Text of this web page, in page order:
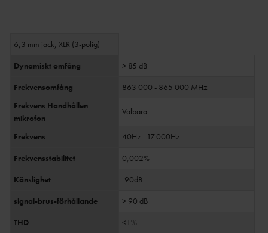
6,3 mm jack, XLR (3-polig)
Dynamiskt omfång
> 85 dB
Frekvensomfång
863 000 - 865 000 MHz
Frekvens Handhållen
mikrofon
Valbara
Frekvens
40Hz - 17.000Hz
Frekvensstabilitet
0,002%
Känslighet
-90dB
signal-brus-förhållande
> 90 dB
THD
<1%